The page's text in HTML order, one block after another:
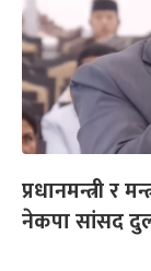
प्रधानमन्त्री र
नेकपा सांसद